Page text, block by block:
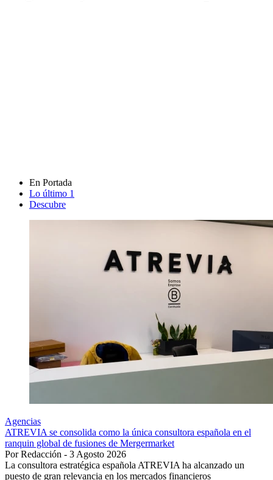
En Portada
Lo último 1
Descubre
Agencias
ATREVIA se consolida como la única consultora española en el
ranquin global de fusiones de Mergermarket
Por Redacción - 3 Agosto 2026
La consultora estratégica española ATREVIA ha alcanzado un
puesto de gran relevancia en los mercados financieros